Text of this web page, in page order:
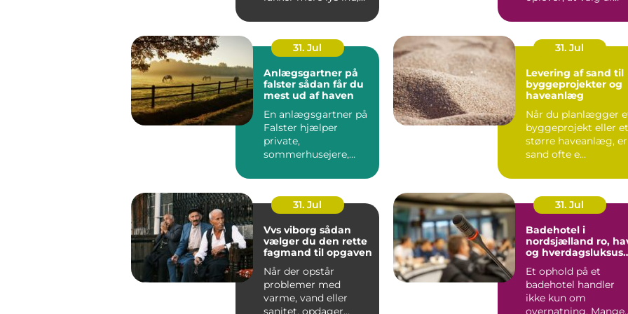
størr...
...
31. Jul
Anlægsgartner på
falster sådan får du
mest ud af haven
En anlægsgartner på
Falster hjælper
private,
sommerhusejere,
offentlige
institutione...
31. Jul
Levering af sand til
byggeprojekter og
haveanlæg
Når du planlægger
byggeprojekt eller et
større haveanlæg, er
sand ofte e...
31. Jul
Vvs viborg sådan
vælger du den rette
fagmand til opgaven
Når der opstår
problemer med
varme, vand eller
sanitet, opdager
31. Jul
Badehotel i
nordsjælland ro, hav
og hverdagsluksus
Et ophold på et
badehotel handler
ikke kun om
overnatning. Mange